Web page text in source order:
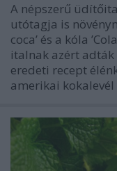
A népszerű
utótagja is
coca’ és a kóla
italnak azért adták
eredeti recept
amerikai